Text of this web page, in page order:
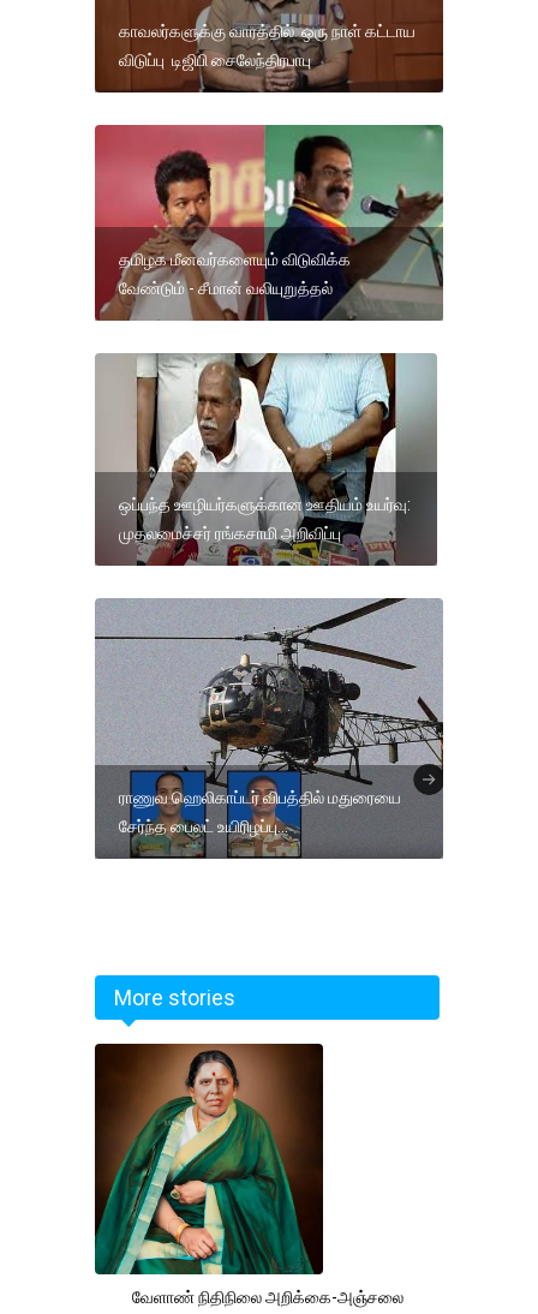
காவலர்களுக்கு வாரத்தில் ஒரு நாள் கட்டாய
விடுப்பு டிஜிபி சைலேந்திரபாபு
தமிழக மீனவர்களையும் விடுவிக்க
வேண்டும் - சீமான் வலியுறுத்தல்
ஒப்பந்த ஊழியர்களுக்கான ஊதியம் உயர்வு:
முதலமைச்சர் ரங்கசாமி அறிவிப்பு
ராணுவ ஹெலிகாப்டர் விபத்தில் மதுரையை
சேர்ந்த பைலட் உயிரிழப்பு…
More stories
வேளாண் நிதிநிலை அறிக்கை-அஞ்சலை